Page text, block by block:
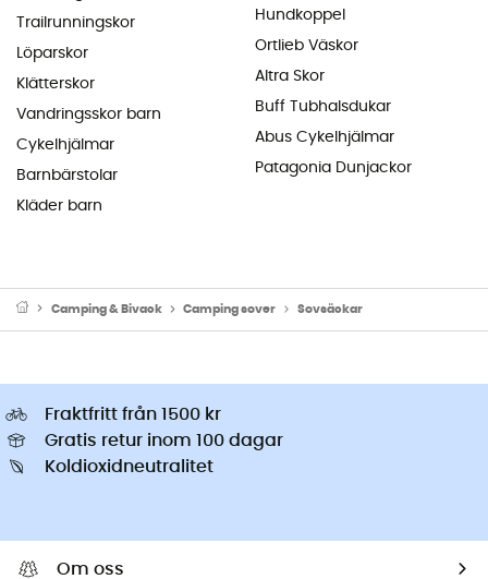
Trailrunningskor
Löparskor
Klätterskor
Vandringsskor barn
Cykelhjälmar
Barnbärstolar
Kläder barn
Hundkoppel
Ortlieb Väskor
Altra Skor
Buff Tubhalsdukar
Abus Cykelhjälmar
Patagonia Dunjackor
Camping & Bivack Camping sover Sovsäckar
Fraktfritt från 1500 kr
Gratis retur inom 100 dagar
Koldioxidneutralitet
Om oss